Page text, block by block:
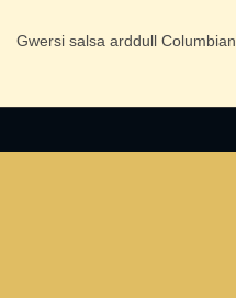
Gwersi salsa arddull Columbian